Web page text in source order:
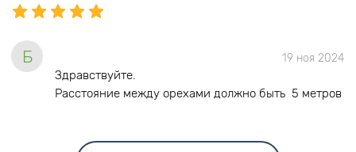
Б 19 ноя 2024
Здравствуйте.
Расстояние между орехами должно быть 5 метров